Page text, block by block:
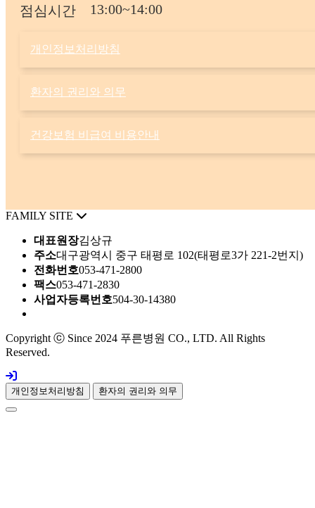
점심시간
13:00~14:00
개인정보처리방침
환자의 권리와 의무
건강보험 비급여 비용안내
FAMILY SITE
대표원장김상규
주소대구광역시 중구 태평로 102(태평로3가 221-2번지)
전화번호053-471-2800
팩스053-471-2830
사업자등록번호504-30-14380
Copyright ⓒ Since 2024 푸른병원 CO., LTD. All Rights
Reserved.
개인정보처리방침 환자의 권리와 의무